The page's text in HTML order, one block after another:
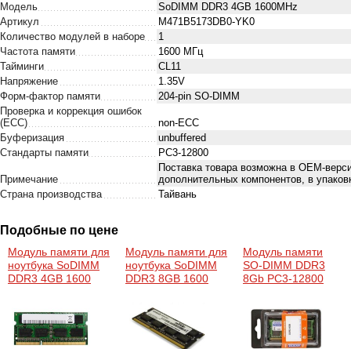
Модель
SoDIMM DDR3 4GB 1600MHz
Артикул
M471B5173DB0-YK0
Количество модулей в наборе
1
Частота памяти
1600 МГц
Тайминги
CL11
Напряжение
1.35V
Форм-фактор памяти
204-pin SO-DIMM
Проверка и коррекция ошибок
(ECC)
non-ECC
Буферизация
unbuffered
Стандарты памяти
PC3-12800
Примечание
Поставка товара возможна в ОЕМ-
дополнительных компонентов, в
Страна производства
Тайвань
Подобные по цене
Модуль памяти для
ноутбука SoDIMM
DDR3 4GB 1600
(GM16LS11/4)
Модуль памяти для
ноутбука SoDIMM
DDR3 8GB 1600
(R538G1601S2S-U)
Модуль памяти
SO-DIMM DDR3
8Gb PC3-12800
GR1600S364L11/8G